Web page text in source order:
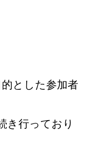
とした参加者
き行っており